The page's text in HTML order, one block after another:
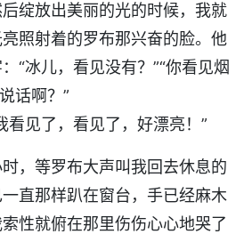
绽放出美丽的光的时候，我就
照射着的罗布那兴奋的脸。他
“冰儿，看见没有？”“你看见烟
话啊？”
看见了，看见了，好漂亮！”
，等罗布大声叫我回去休息的
直那样趴在窗台，手已经麻木
性就俯在那里伤伤心心地哭了